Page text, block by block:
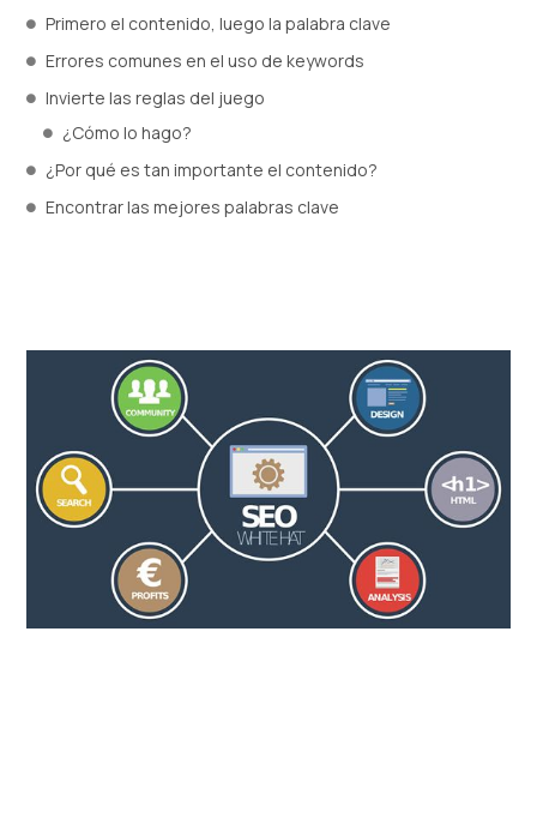
Primero el contenido, luego la palabra clave
Errores comunes en el uso de keywords
Invierte las reglas del juego
¿Cómo lo hago?
¿Por qué es tan importante el contenido?
Encontrar las mejores palabras clave